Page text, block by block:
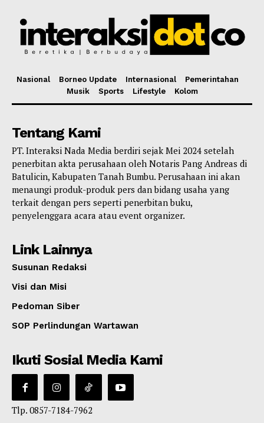
Nasional Borneo Update Internasional
Pemerintahan
Musik
Sports Lifestyle Kolom
Tentang Kami
PT. Interaksi Nada Media berdiri sejak Mei 2024 setelah
penerbitan akta perusahaan oleh Notaris Pang Andreas di
Batulicin, Kabupaten Tanah Bumbu. Perusahaan ini akan
menaungi produk-produk pers dan bidang usaha yang
terkait dengan pers seperti penerbitan buku,
penyelenggara acara atau event organizer.
Link Lainnya
Susunan Redaksi
Visi dan Misi
Pedoman Siber
SOP Perlindungan Wartawan
Ikuti Sosial Media Kami
Tlp. 0857-7184-7962